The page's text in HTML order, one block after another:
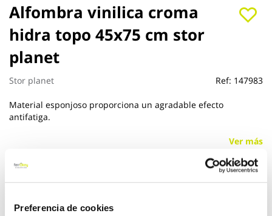
Preferencia de cookies
Alfombra vinilica croma
hidra topo 45x75 cm stor
planet
Stor planet Ref: 147983
Material esponjoso proporciona un agradable efecto
antifatiga.
Ver más
15,00 €
Saltar
al
comienzo
de
la
galería
de